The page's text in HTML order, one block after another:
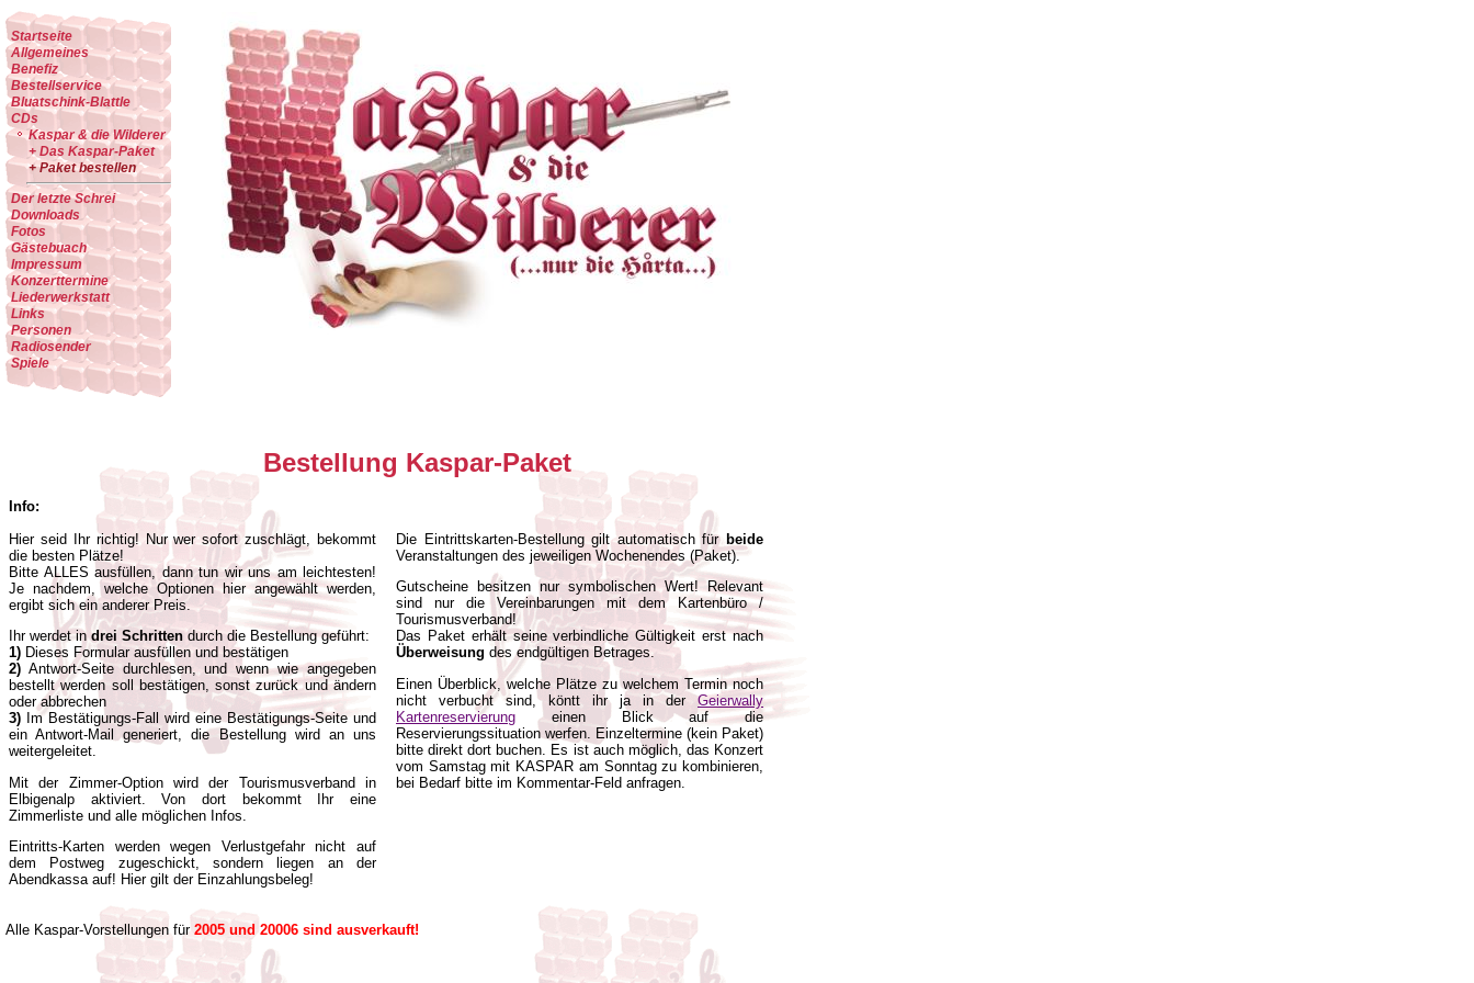
Startseite
Allgemeines
Benefiz
Bestellservice
Bluatschink-Blattle
CDs
Kaspar & die Wilderer
+ Das Kaspar-Paket
+ Paket bestellen
Der letzte Schrei
Downloads
Fotos
Gästebuach
Impressum
Konzerttermine
Liederwerkstatt
Links
Personen
Radiosender
Spiele
Bestellung Kaspar-Paket
Info:
Hier seid Ihr richtig! Nur wer sofort zuschlägt, bekommt
die besten Plätze!
Bitte ALLES ausfüllen, dann tun wir uns am leichtesten!
Je nachdem, welche Optionen hier angewählt werden,
ergibt sich ein anderer Preis.
Ihr werdet indrei Schritten durch die Bestellung geführt:
1) Dieses Formular ausfüllen und bestätigen
2) Antwort-Seite durchlesen, und wenn wie angegeben
bestellt werden soll bestätigen, sonst zurück und ändern
oder abbrechen
3) Im Bestätigungs-Fall wird eine Bestätigungs-Seite und
ein Antwort-Mail generiert, die Bestellung wird an uns
weitergeleitet.
Mit der Zimmer-Option wird der Tourismusverband in
Elbigenalp aktiviert. Von dort bekommt Ihr eine
Zimmerliste und alle möglichen Infos.
Eintritts-Karten werden wegen Verlustgefahr nicht auf
dem Postweg zugeschickt, sondern liegen an der
Abendkassa auf! Hier gilt der Einzahlungsbeleg!
Die Eintrittskarten-Bestellung gilt automatisch für beide
Veranstaltungen des jeweiligen Wochenendes (Paket).
Gutscheine besitzen nur symbolischen Wert! Relevant
sind nur die Vereinbarungen mit dem Kartenbüro /
Tourismusverband!
Das Paket erhält seine verbindliche Gültigkeit erst nach
Überweisung des endgültigen Betrages.
Einen Überblick, welche Plätze zu welchem Termin noch
nicht verbucht sind, köntt ihr ja in derGeierwally
Kartenreservierung einen Blick auf die
Reservierungssituation werfen. Einzeltermine (kein Paket)
bitte direkt dort buchen. Es ist auch möglich, das Konzert
vom Samstag mit KASPAR am Sonntag zu kombinieren,
bei Bedarf bitte im Kommentar-Feld anfragen.
Alle Kaspar-Vorstellungen für 2005 und 20006 sind ausverkauft!